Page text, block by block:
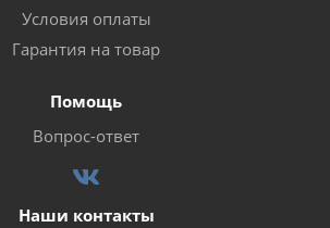
Условия оплаты
Гарантия на товар
Помощь
Вопрос-ответ
Наши контакты